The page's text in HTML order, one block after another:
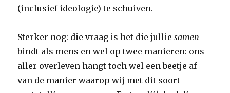
(inclusief ideologie) te schuiven.
Sterker nog: die vraag is het die julliesamen
bindt als mens en wel op twee manieren: ons
aller overleven hangt toch wel een beetje af
van de manier waarop wij met dit soort